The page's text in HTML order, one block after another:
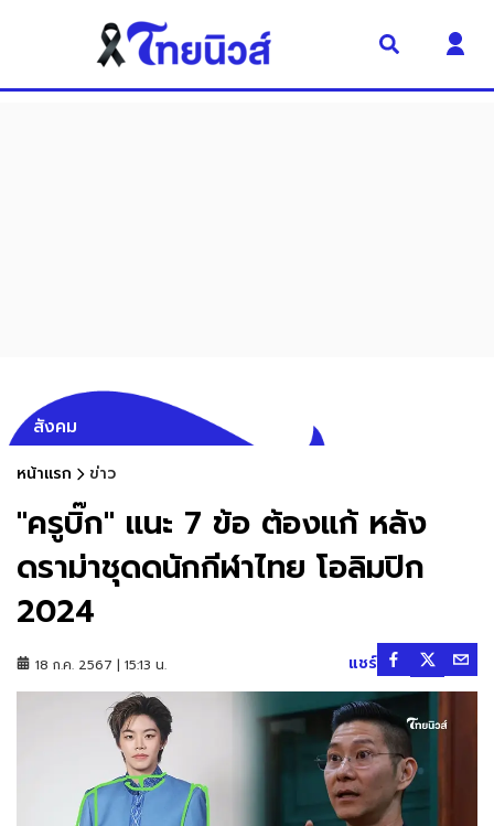
สังคม
หน้าแรก ข่าว
"ครูบิ๊ก" แนะ 7 ข้อ ต้องแก้ หลัง
ดราม่าชุดดนักกีฬาไทย โอลิมปิก
2024
18 ก.ค. 2567 | 15:13 น. แชร์